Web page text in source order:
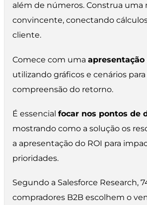
além de números. Construa uma
convincente, conectando
cliente.
Comece com uma
utilizando gráficos e cenários para
compreensão do retorno.
É essencial focar nos pontos de
mostrando como a solução os
a apresentação do ROI para
prioridades.
Segundo a Salesforce Research,
compradores B2B escolhem o